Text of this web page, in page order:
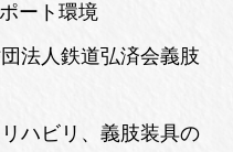
ート環境
法人鉄道弘済会義肢
ハビリ、義肢装具の